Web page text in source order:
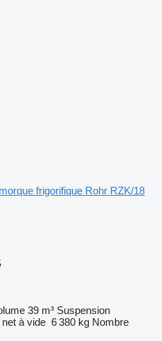
frigorifique Rohr RZK/18
39 m³ Suspension
à vide 6 380 kg Nombre